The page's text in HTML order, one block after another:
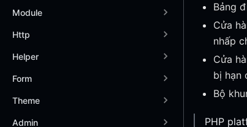
Module
Http
Helper
Form
Theme
Admin
Bảng
Cửa
nhấp
Cửa
bị hạn
Bộ
PHP